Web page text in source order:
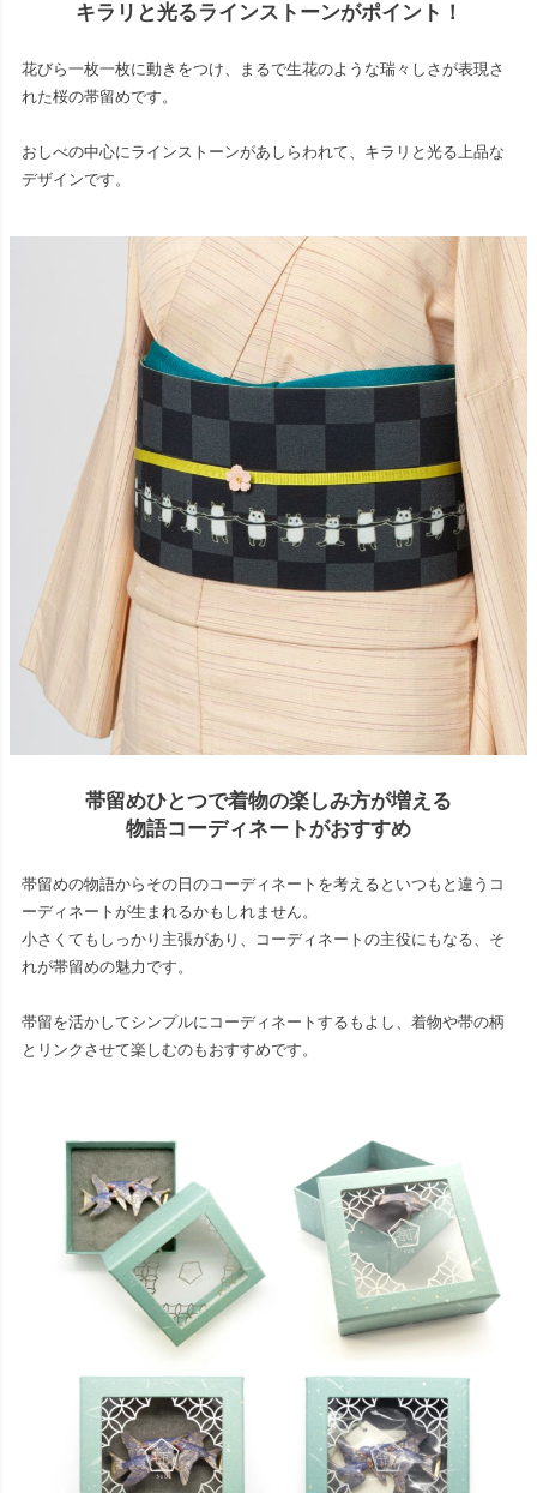
キラリと光るラインストーンがポイント！
花びら一枚一枚に動きをつけ、まるで生花のような瑞々しさが表現さ
れた桜の帯留めです。
おしべの中心にラインストーンがあしらわれて、キラリと光る上品な
デザインです。
帯留めひとつで着物の楽しみ方が増える
物語コーディネートがおすすめ
帯留めの物語からその日のコーディネートを考えるといつもと違うコ
ーディネートが生まれるかもしれません。
小さくてもしっかり主張があり、コーディネートの主役にもなる、そ
れが帯留めの魅力です。
帯留を活かしてシンプルにコーディネートするもよし、着物や帯の柄
とリンクさせて楽しむのもおすすめです。